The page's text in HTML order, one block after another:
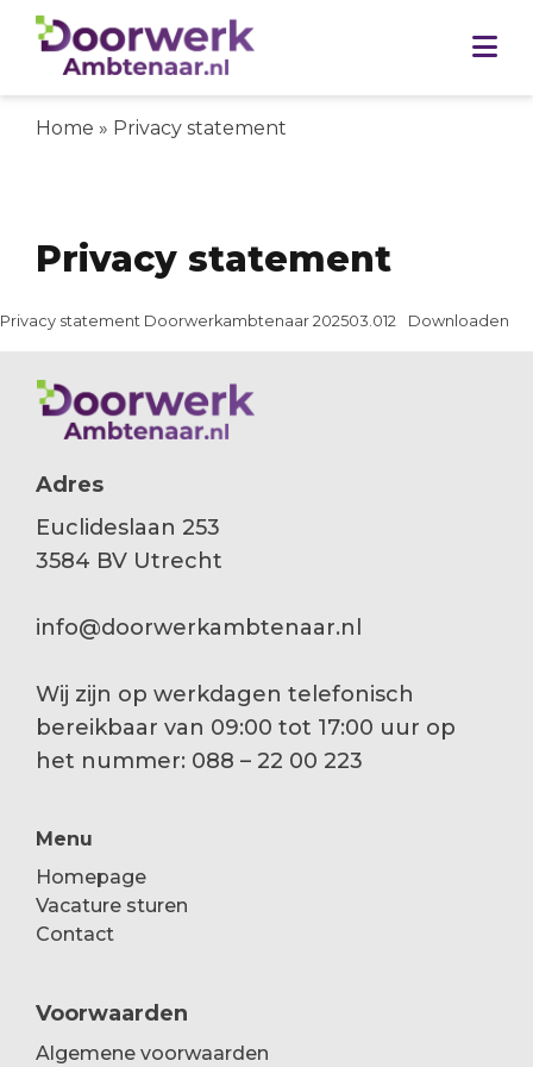
Skip to content
Home » Privacy statement
Privacy statement
Privacy statement Doorwerkambtenaar 202503.012 Downloaden
Adres
Euclideslaan 253
3584 BV Utrecht
info@doorwerkambtenaar.nl
Wij zijn op werkdagen telefonisch
bereikbaar van 09:00 tot 17:00 uur op
het nummer: 088 – 22 00 223
Menu
Homepage
Vacature sturen
Contact
Voorwaarden
Algemene voorwaarden